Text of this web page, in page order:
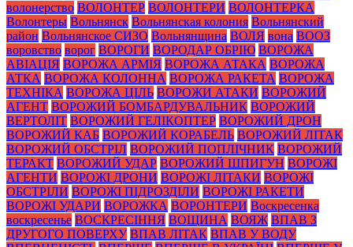
волонерство ВОЛОНТЕР ВОЛОНТЕРИ ВОЛОНТЕРКА
Волонтеры Вольнянск Вольнянская колония Вольнянский
район Вольнянское СИЗО Вольнянщина ВОЛЯ вона ВООЗ
воровство ворог ВОРОГИ ВОРОДАР ОБРІЮ ВОРОЖА
АВІАЦІЯ ВОРОЖА АРМІЯ ВОРОЖА АТАКА ВОРОЖА
АТКА ВОРОЖА КОЛОННА ВОРОЖА РАКЕТА ВОРОЖА
ТЕХНІКА ВОРОЖА ЦІЛЬ ВОРОЖИ АТАКИ ВОРОЖИЙ
АГЕНТ ВОРОЖИЙ БОМБАРДУВАЛЬНИК ВОРОЖИЙ
ВЕРТОЛІТ ВОРОЖИЙ ГЕЛІКОПТЕР ВОРОЖИЙ ДРОН
ВОРОЖИЙ КАБ ВОРОЖИЙ КОРАБЕЛЬ ВОРОЖИЙ ЛІТАК
ВОРОЖИЙ ОБСТРІЛ ВОРОЖИЙ ПОПЛІЧНИК ВОРОЖИЙ
ТЕРАКТ ВОРОЖИЙ УДАР ВОРОЖИЙ ШПИГУН ВОРОЖІ
АГЕНТИ ВОРОЖІ ДРОНИ ВОРОЖІ ЛІТАКИ ВОРОЖІ
ОБСТРІЛИ ВОРОЖІ ПІДРОЗДІЛИ ВОРОЖІ РАКЕТИ
ВОРОЖІ УДАРИ ВОРОЖКА ВОРОНТЕРИ Воскресенка
воскресенье ВОСКРЕСІННЯ ВОЩИНА ВОЯЖ ВПАВ З
ДРУГОГО ПОВЕРХУ ВПАВ ЛІТАК ВПАВ У ВОДУ